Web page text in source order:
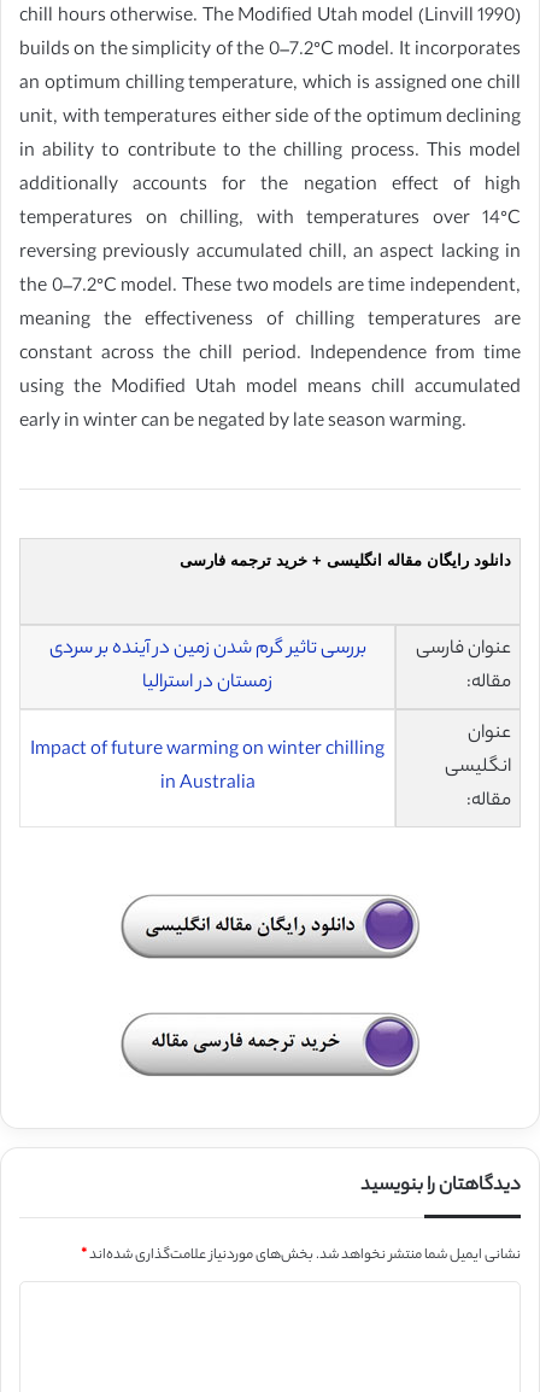
chill hours otherwise. The Modified Utah model (Linvill 1990)
builds on the simplicity of the 0–7.2°C model. It incorporates
an optimum chilling temperature, which is assigned one chill
unit, with temperatures either side of the optimum declining
in ability to contribute to the chilling process. This model
additionally accounts for the negation effect of high
temperatures on chilling, with temperatures over 14°C
reversing previously accumulated chill, an aspect lacking in
the 0–7.2°C model. These two models are time independent,
meaning the effectiveness of chilling temperatures are
constant across the chill period. Independence from time
using the Modified Utah model means chill accumulated
early in winter can be negated by late season warming.
دانلود رایگان مقاله انگلیسی + خرید ترجمه فارسی
عنوان فارسی
مقاله:
بررسی تاثیر گرم شدن زمین در آینده بر سردی
زمستان در استرالیا
عنوان
انگلیسی
مقاله:
Impact of future warming on winter chilling
in Australia
دیدگاهتان را بنویسید
نشانی ایمیل شما منتشر نخواهد شد.بخش‌های موردنیاز علامت‌گذاری شده‌اند*